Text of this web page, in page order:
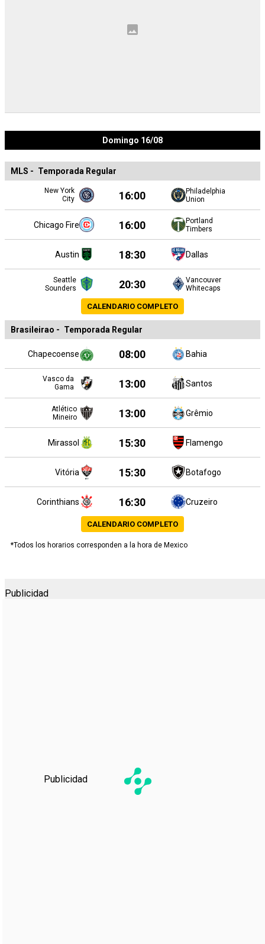
Domingo 16/08
MLS - Temporada Regular
New York
City
16:00
Philadelphia
Union
Chicago Fire 16:00
Portland
Timbers
Austin 18:30 Dallas
Seattle
Sounders
20:30
Vancouver
Whitecaps
CALENDARIO COMPLETO
Brasileirao - Temporada Regular
Chapecoense 08:00 Bahia
Vasco da
Gama
13:00 Santos
Atlético
Mineiro
13:00 Grêmio
Mirassol 15:30 Flamengo
Vitória 15:30 Botafogo
Corinthians 16:30 Cruzeiro
CALENDARIO COMPLETO
*Todos los horarios corresponden a la hora de Mexico
Publicidad
Publicidad